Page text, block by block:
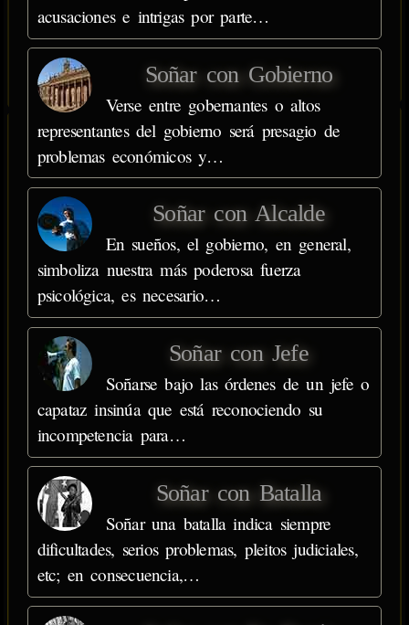
acusaciones e intrigas por parte…
Soñar con Gobierno
Verse entre gobernantes o altos
representantes del gobierno será presagio de
problemas económicos y…
Soñar con Alcalde
En sueños, el gobierno, en general,
simboliza nuestra más poderosa fuerza
psicológica, es necesario…
Soñar con Jefe
Soñarse bajo las órdenes de un jefe o
capataz insinúa que está reconociendo su
incompetencia para…
Soñar con Batalla
Soñar una batalla indica siempre
dificultades, serios problemas, pleitos judiciales,
etc; en consecuencia,…